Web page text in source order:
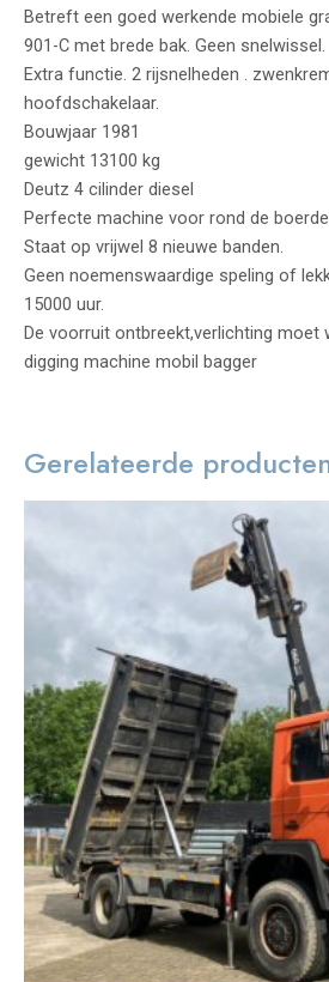
Betreft een goed werkende mobiele
901-C met brede bak. Geen snelwissel.
Extra functie. 2 rijsnelheden .
hoofdschakelaar.
Bouwjaar 1981
gewicht 13100 kg
Deutz 4 cilinder diesel
Perfecte machine voor rond de
Staat op vrijwel 8 nieuwe banden.
Geen noemenswaardige speling of
15000 uur.
De voorruit ontbreekt,verlichting moet
digging machine mobil bagger
Gerelateerde